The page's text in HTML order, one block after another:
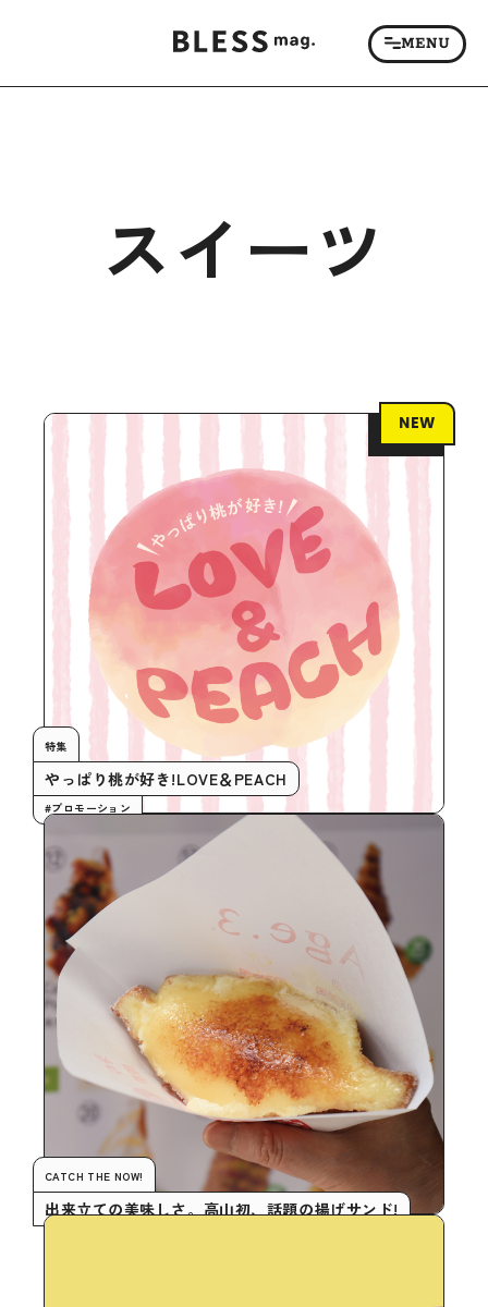
スイーツ
NEW
特集
やっぱり桃が好き!LOVE＆PEACH
#プロモーション
CATCH THE NOW!
出来立ての美味しさ。高山初、話題の揚げサンド!